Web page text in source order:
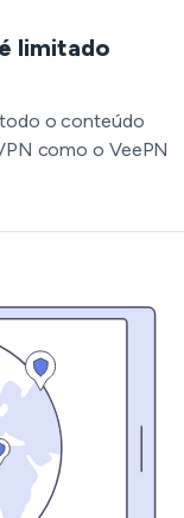
limitado
o conteúdo
como o VeePN